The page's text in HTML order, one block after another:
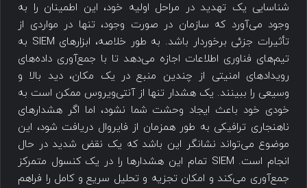
شناسایی یک تهدید در مراحل اولیه خود، این اطمینان را به
وجود می‌آورد که سازمان در صورت وجود، تنها در مواردی از
تأثیرات جزئی برخوردار باشد. به طور خلاصه، ابزارهای SIEM به
تیم‌های فناوری اطلاعات اجازه می‌دهد تا با جمع‌آوری داده‌های
رویدادهای امنیتی از چندین منبع در یک مکان، دید بالا و
وسیعی را ببینند. یک هشدار تنها از آنتی‌ویروس ممکن است به
خودی خود باعث ایجاد وحشت شما نشود، اما اگر هشدارهای
ناهنجاری ترافیکی به طور همزمان از فایروال دریافت شود، این
موضوع می‌تواند نشانگر این باشد که یک نقض شدید در حال
انجام است. SIEM تمام این هشدارها را در یک کنسول متمرکز
جمع‌آوری می‌کند و امکان تجزیه و تحلیل سریع و کامل را فراهم